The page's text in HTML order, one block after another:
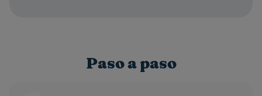
Paso a paso